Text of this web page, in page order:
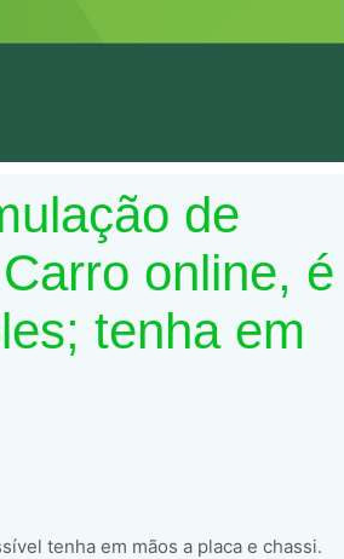
de
online, é
tenha em
tenha em mãos a placa e chassi.